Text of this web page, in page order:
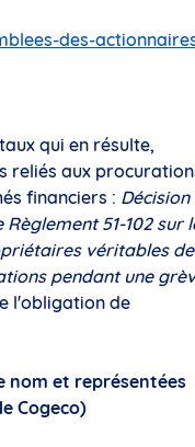
des-
qui en résulte,
reliés aux
financiers : Décision
51-102 sur
véritables
pendant une
l'obligation de
nom et représentées
Cogeco)